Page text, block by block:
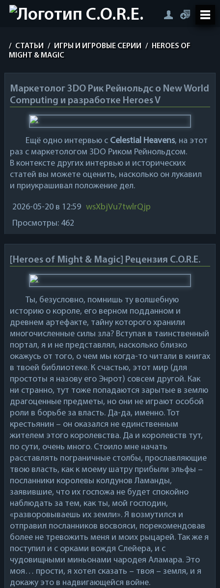
/ СТАТЬИ / ИГРЫ И ИГРОВЫЕ СЕРИИ /
HEROES OF
MIGHT & MAGIC
Маркетолог 3DO Рик Рейнольдс о New World
Computing и разработке Heroes V
Ещё одно интервью с Celestial Heavens, на этот
раз с маркетологом 3DO Риком Рейнольдсом.
В контексте других интервью и исторических
статей вы можете оценить, насколько он лукавил
и приукрашивал положение дел.
2026-05-20в 12:59 wsXbjVu7twlrQjp
Просмотры: 462
[Heroes of Might & Magic] Рецензия C.O.R.E.
Ты, безусловно, помнишь ту волшебную
историю о короле, его верном подданном и
древнем артефакте, тайну которого хранили
многочисленные силы зла? Вступая в таинственный
портал, я и не представлял, насколько близко
окажусь от того, о чем мы когда-то читали в книгах
в твоей библиотеке. К счастью, этот мир (для
простоты я назову его Энрот) совсем другой. Как
ни странно, тут тоже попадаются зарытые в землю
драгоценные предметы, но они не играют особой
роли в борьбе за власть. Да-да, именно. Тот
крестьянин – он оказался не единственным
жителем этого королевства. Да и королевств тут,
по сути, очень много. Стоило мне начать
расставлять пограничные столбы, прославляющие
твою власть, как к моему шатру прибыли эльфы –
посланники королевы колдунов Ламанды,
заявившие, что их госпожа не будет спокойно
наблюдать за тем, как ты, мой господин,
«разворовываешь их земли». Я возмутился и
отправил посланников восвояси, порекомендовав
более не тревожить меня и моих рыцарей. Так же я
поступил и с орками вождя Слейера, и с
чудовищными миньонами чародея Аламара. Это
моя… прости, я хотел сказать – твоя – земля, и я
докажу это в надвигающейся войне.